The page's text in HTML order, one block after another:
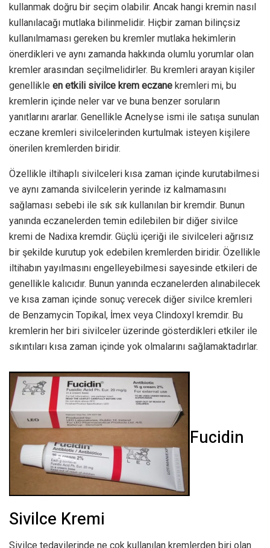
kullanmak doğru bir seçim olabilir. Ancak hangi kremin nasıl
kullanılacağı mutlaka bilinmelidir. Hiçbir zaman bilinçsiz
kullanılmaması gereken bu kremler mutlaka hekimlerin
önerdikleri ve aynı zamanda hakkında olumlu yorumlar olan
kremler arasından seçilmelidirler. Bu kremleri arayan kişiler
genellikle en etkili sivilce krem eczane kremleri mi, bu
kremlerin içinde neler var ve buna benzer soruların
yanıtlarını ararlar. Genellikle Acnelyse ismi ile satışa sunulan
eczane kremleri sivilcelerinden kurtulmak isteyen kişilere
önerilen kremlerden biridir.
Özellikle iltihaplı sivilceleri kısa zaman içinde kurutabilmesi
ve aynı zamanda sivilcelerin yerinde iz kalmamasını
sağlaması sebebi ile sık sık kullanılan bir kremdir. Bunun
yanında eczanelerden temin edilebilen bir diğer sivilce
kremi de Nadixa kremdir. Güçlü içeriği ile sivilceleri ağrısız
bir şekilde kurutup yok edebilen kremlerden biridir. Özellikle
iltihabın yayılmasını engelleyebilmesi sayesinde etkileri de
genellikle kalıcıdır. Bunun yanında eczanelerden alınabilecek
ve kısa zaman içinde sonuç verecek diğer sivilce kremleri
de Benzamycin Topikal, İmex veya Clindoxyl kremdir. Bu
kremlerin her biri sivilceler üzerinde gösterdikleri etkiler ile
sıkıntıları kısa zaman içinde yok olmalarını sağlamaktadırlar.
Fucidin
Sivilce Kremi
Sivilce tedavilerinde ne çok kullanılan kremlerden biri olan